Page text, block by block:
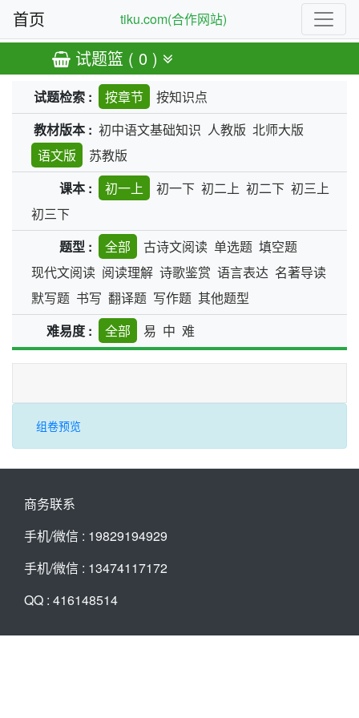
首页 tiku.com(合作网站)
试题篮 ( 0 )
试题检索 : 按章节
按知识点
教材版本 : 初中语文基础知识 人教版 北师大版
语文版
苏教版
课本 :
初一上 初一下 初二上 初二下 初三上
初三下
题型 :
全部 古诗文阅读 单选题 填空题
现代文阅读 阅读理解 诗歌鉴赏 语言表达 名著导读
默写题 书写 翻译题 写作题 其他题型
难易度 :
全部 易 中 难
组卷预览
商务联系
手机/微信 : 19829194929
手机/微信 : 13474117172
QQ : 416148514